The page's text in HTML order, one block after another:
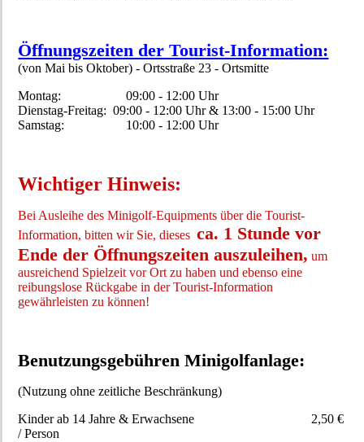
Öffnungszeiten der Tourist-Information:
(von Mai bis Oktober) - Ortsstraße 23 - Ortsmitte
Montag: 09:00 - 12:00 Uhr
Dienstag-Freitag: 09:00 - 12:00 Uhr & 13:00 - 15:00 Uhr
Samstag: 10:00 - 12:00 Uhr
Wichtiger Hinweis:
Bei Ausleihe des Minigolf-Equipments über die Tourist-
Information, bitten wir Sie, diesesca. 1 Stunde vor
Ende der Öffnungszeiten auszuleihen, um
ausreichend Spielzeit vor Ort zu haben und ebenso eine
reibungslose Rückgabe in der Tourist-Information
gewährleisten zu können!
Benutzungsgebühren Minigolfanlage:
(Nutzung ohne zeitliche Beschränkung)
Kinder ab 14 Jahre & Erwachsene 2,50 €
/ Person